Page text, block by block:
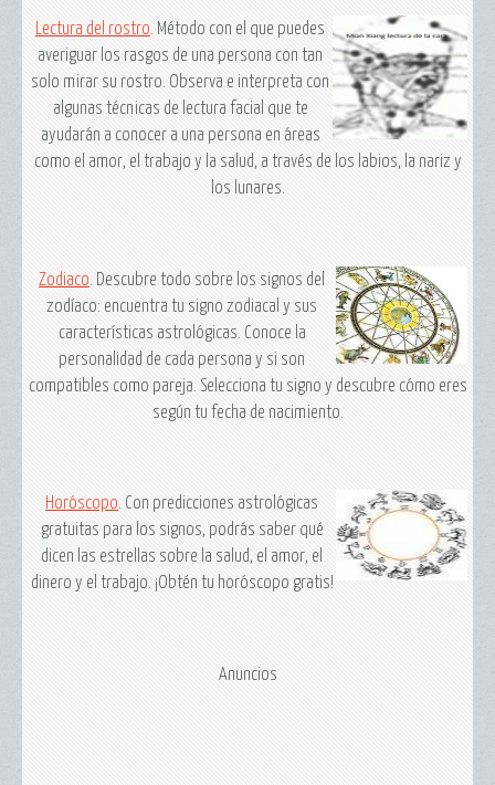
Lectura del rostro . Método con el que puedes
averiguar los rasgos de una persona con tan
solo mirar su rostro. Observa e interpreta con
algunas técnicas de lectura facial que te
ayudarán a conocer a una persona en áreas
como el amor, el trabajo y la salud, a través de los labios, la nariz y
los lunares.
Zodiaco . Descubre todo sobre los signos del
zodíaco: encuentra tu signo zodiacal y sus
características astrológicas. Conoce la
personalidad de cada persona y si son
compatibles como pareja. Selecciona tu signo y descubre cómo eres
según tu fecha de nacimiento.
Horóscopo. Con predicciones astrológicas
gratuitas para los signos, podrás saber qué
dicen las estrellas sobre la salud, el amor, el
dinero y el trabajo. ¡Obtén tu horóscopo gratis!
Anuncios